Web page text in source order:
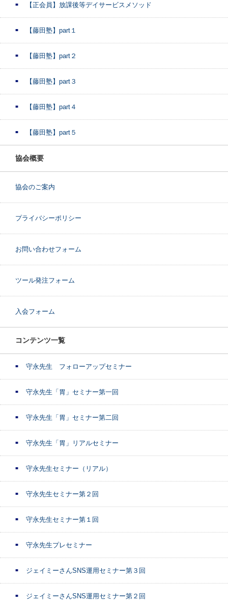
【正会員】放課後等デイサービスメソッド
【藤田塾】part１
【藤田塾】part２
【藤田塾】part３
【藤田塾】part４
【藤田塾】part５
協会概要
協会のご案内
プライバシーポリシー
お問い合わせフォーム
ツール発注フォーム
入会フォーム
コンテンツ一覧
守永先生 フォローアップセミナー
守永先生「胃」セミナー第一回
守永先生「胃」セミナー第二回
守永先生「胃」リアルセミナー
守永先生セミナー（リアル）
守永先生セミナー第２回
守永先生セミナー第１回
守永先生プレセミナー
ジェイミーさんSNS運用セミナー第３回
ジェイミーさんSNS運用セミナー第２回